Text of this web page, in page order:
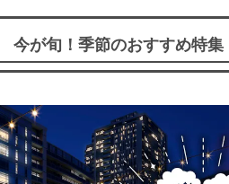
今が旬！季節のおすすめ特集